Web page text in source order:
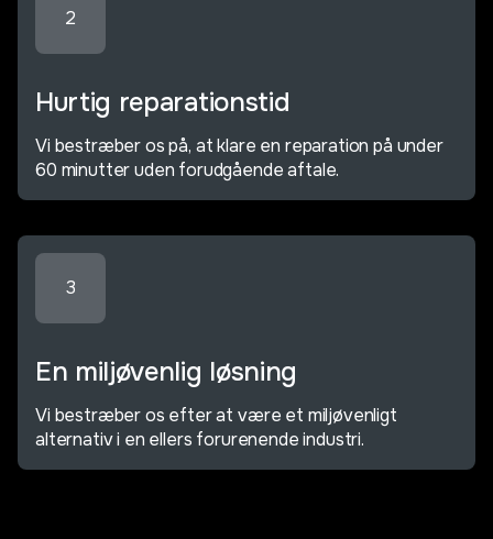
2
Hurtig reparationstid
Vi bestræber os på, at klare en reparation på under
60 minutter uden forudgående aftale.
3
En miljøvenlig løsning
Vi bestræber os efter at være et miljøvenligt
alternativ i en ellers forurenende industri.